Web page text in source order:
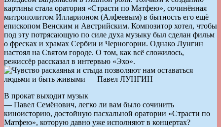
картины стала оратория «Страсти по Матфею», сочинённая
митрополитом Илларионом (Алфеевым) в бытность его ещё
епископом Венским и Австрийским. Композитор хотел, чтобы
под эту потрясающую по силе духа музыку был сделан фильм
о фресках и храмах Сербии и Черногории. Однако Лунгин
настоял на Святом городе. О том, как всё сложилось,
режиссёр рассказал в интервью «Эхо».
В прокат выходит музык
— Павел Семёнович, легко ли вам было сочинить
киноисторию, достойную пасхальной оратории «Страсти по
Матфею», которую давно уже исполняют в концертах?